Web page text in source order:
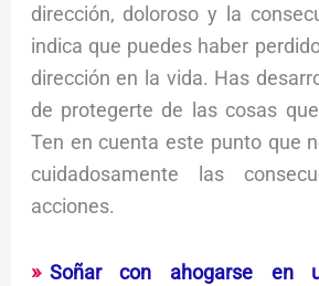
dirección, doloroso y la
indica que puedes haber
dirección en la vida. Has
de protegerte de las cosas
Ten en cuenta este punto que
cuidadosamente las
acciones.
Soñar con ahogarse en